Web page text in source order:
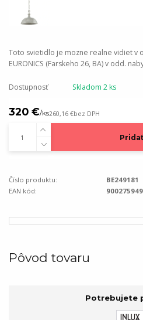
Toto svietidlo je mozne realne vidiet v
EURONICS (Farskeho 26, BA) v odd.
Dostupnosť Skladom 2 ks
320 €/ks260,16 €bez DPH
Číslo produktu:
BE249181
EAN kód:
Pôvod tovaru
Potrebujete